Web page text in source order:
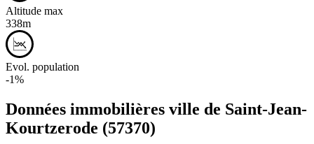
Altitude max
338m
Evol. population
-1%
Données immobilières ville de Saint-Jean-
Kourtzerode (57370)